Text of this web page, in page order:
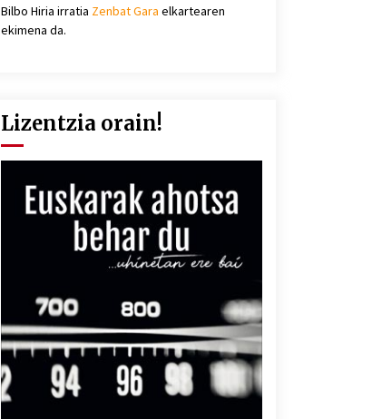
Bilbo Hiria irratia Zenbat Gara elkartearen
ekimena da.
Lizentzia orain!